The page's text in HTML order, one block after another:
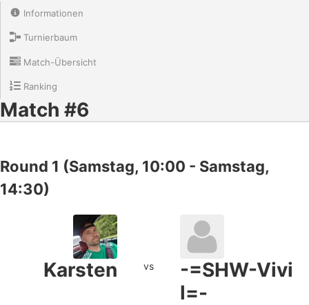
Informationen
Turnierbaum
Match-Übersicht
Ranking
Match #6
Round 1 (Samstag, 10:00 - Samstag,
14:30)
Karsten vs
-=SHW-Vivi
l=-